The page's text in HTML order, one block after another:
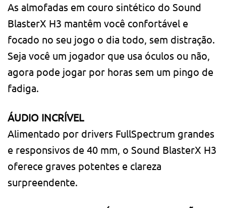
As almofadas em couro sintético do Sound
BlasterX H3 mantêm você confortável e
focado no seu jogo o dia todo, sem distração.
Seja você um jogador que usa óculos ou não,
agora pode jogar por horas sem um pingo de
fadiga.
ÁUDIO INCRÍVEL
Alimentado por drivers FullSpectrum grandes
e responsivos de 40 mm, o Sound BlasterX H3
oferece graves potentes e clareza
surpreendente.